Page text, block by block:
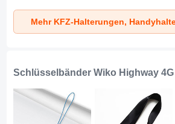
AutoHalter
Halterungung
Handy BS6 für
AutoHalter
Halterungung
Handy BS3 für
Schlüsselbänder Wiko Highway 4G